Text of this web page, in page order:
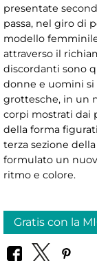
presentate
passa, nel giro di
modello
attraverso il
discordanti sono
donne e uomini si
grottesche, in un
corpi mostrati dai
della forma
terza sezione
formulato un
ritmo e colore.
Gratis con la